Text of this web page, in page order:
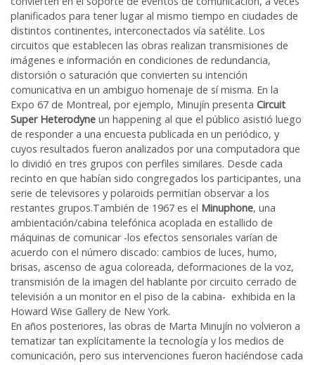
planificados para tener lugar al mismo tiempo en ciudades de
distintos continentes, interconectados vía satélite. Los
circuitos que establecen las obras realizan transmisiones de
imágenes e información en condiciones de redundancia,
distorsión o saturación que convierten su intención
comunicativa en un ambiguo homenaje de sí misma. En la
Expo 67 de Montreal, por ejemplo, Minujín presenta Circuit
Super Heterodyne un happening al que el público asistió luego
de responder a una encuesta publicada en un periódico, y
cuyos resultados fueron analizados por una computadora que
lo dividió en tres grupos con perfiles similares. Desde cada
recinto en que habían sido congregados los participantes, una
serie de televisores y polaroids permitían observar a los
restantes grupos.También de 1967 es el Minuphone, una
ambientación/cabina telefónica acoplada en estallido de
máquinas de comunicar -los efectos sensoriales varían de
acuerdo con el número discado: cambios de luces, humo,
brisas, ascenso de agua coloreada, deformaciones de la voz,
transmisión de la imagen del hablante por circuito cerrado de
televisión a un monitor en el piso de la cabina- exhibida en la
Howard Wise Gallery de New York.
En años posteriores, las obras de Marta Minujín no volvieron a
tematizar tan explícitamente la tecnología y los medios de
comunicación, pero sus intervenciones fueron haciéndose cada